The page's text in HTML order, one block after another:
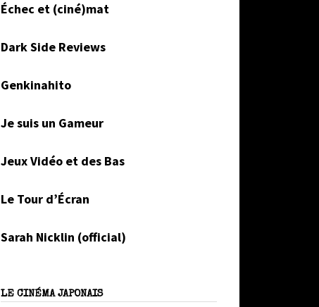
Échec et (ciné)mat
Dark Side Reviews
Genkinahito
Je suis un Gameur
Jeux Vidéo et des Bas
Le Tour d’Écran
Sarah Nicklin (official)
LE CINÉMA JAPONAIS